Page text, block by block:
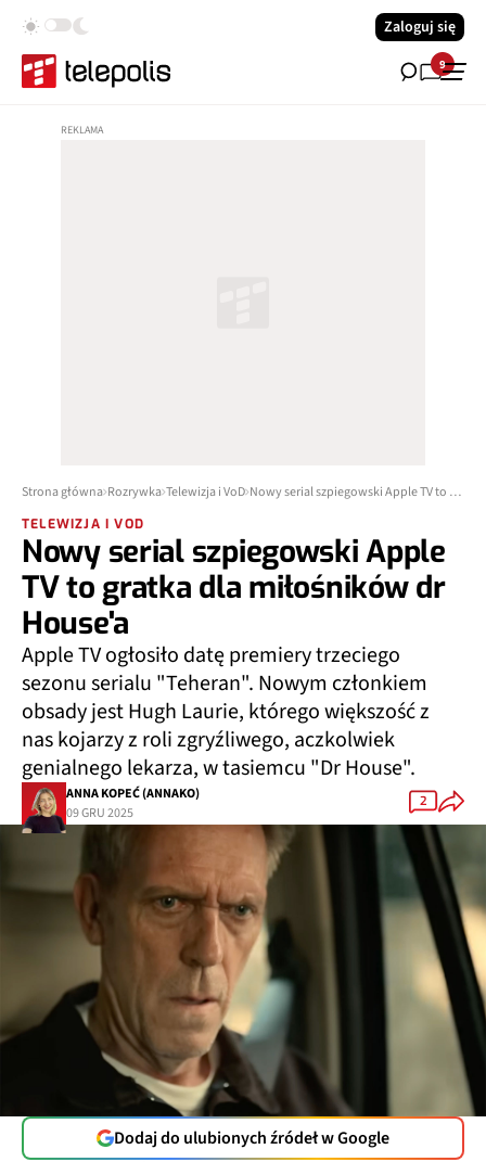
Zaloguj się
9
Strona główna Rozrywka Telewizja i VoD Nowy serial szpiegowski Apple TV to gratka dla miłośników dr House'a
TELEWIZJA I VOD
Nowy serial szpiegowski Apple
TV to gratka dla miłośników dr
House'a
Apple TV ogłosiło datę premiery trzeciego
sezonu serialu "Teheran". Nowym członkiem
obsady jest Hugh Laurie, którego większość z
nas kojarzy z roli zgryźliwego, aczkolwiek
genialnego lekarza, w tasiemcu "Dr House".
ANNA KOPEĆ (ANNAKO)
09 GRU 2025
2
Dodaj do ulubionych źródeł w Google